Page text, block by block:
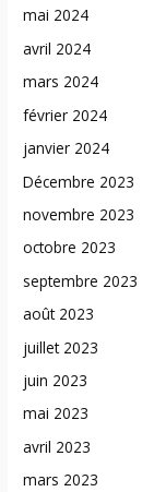
mai 2024
avril 2024
mars 2024
février 2024
janvier 2024
Décembre 2023
novembre 2023
octobre 2023
septembre 2023
août 2023
juillet 2023
juin 2023
mai 2023
avril 2023
mars 2023